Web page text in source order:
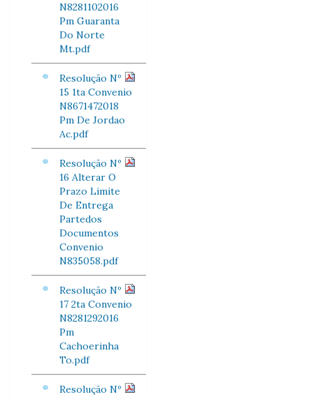
N8281102016
Pm Guaranta
Do Norte
Mt.pdf
Resolução Nº
15 1ta Convenio
N8671472018
Pm De Jordao
Ac.pdf
Resolução Nº
16 Alterar O
Prazo Limite
De Entrega
Partedos
Documentos
Convenio
N835058.pdf
Resolução Nº
17 2ta Convenio
N8281292016
Pm
Cachoerinha
To.pdf
Resolução Nº